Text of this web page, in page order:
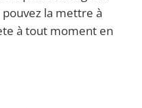
la mettre à
à tout moment en